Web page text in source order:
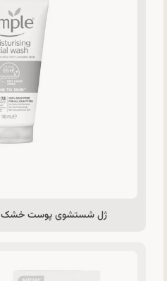
ژل شستشوی پوست خشک Moisturising سیمپل